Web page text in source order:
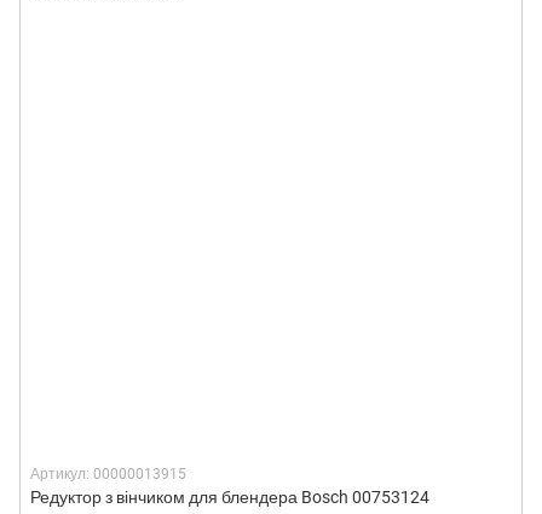
Артикул: 00000013915
Редуктор з вінчиком для блендера Bosch 00753124